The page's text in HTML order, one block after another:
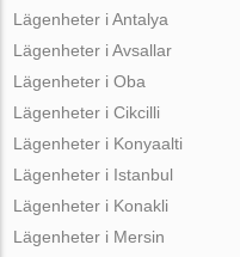
Lägenheter i Antalya
Lägenheter i Avsallar
Lägenheter i Oba
Lägenheter i Cikcilli
Lägenheter i Konyaalti
Lägenheter i Istanbul
Lägenheter i Konakli
Lägenheter i Mersin